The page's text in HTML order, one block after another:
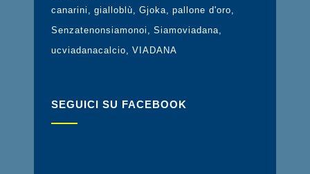
canarini gialloblù Gjoka pallone d'oro
Senzatenonsiamonoi
Siamoviadana
ucviadanacalcio
VIADANA
SEGUICI SU FACEBOOK